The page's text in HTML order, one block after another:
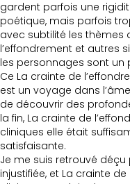
gardent parfois une
poétique, mais parfois
avec subtilité les thèmes
l’effondrement et autres
les personnages sont un
Ce La crainte de
est un voyage dans
de découvrir des
la fin, La crainte de
cliniques elle était
satisfaisante.
Je me suis retrouvé
injustifiée, et La crainte